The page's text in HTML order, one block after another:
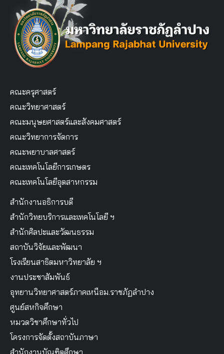
คณะครุศาสตร์
คณะวิทยาศาสตร์
คณะมนุษยศาสตร์และสังคมศาสตร์
คณะวิทยาการจัดการ
คณะพยาบาลศาสตร์
คณะเทคโนโลยีการเกษตร
คณะเทคโนโลยีอุตสาหกรรม
สำนักงานอธิการบดี
สำนักวิทยบริการและเทคโนโลยี ฯ
สำนักศิลปะและวัฒนธรรม
สถาบันวิจัยและพัฒนา
โรงเรียนสาธิตมหาวิทยาลัย ฯ
งานประชาสัมพันธ์
อุทยานวิทยาศาสตร์ภาคเหนือม.ราชภัฏลำปาง
ศูนย์สหกิจศึกษา
หมวดวิชาศึกษาทั่วไป
โครงการจัดตั้งสถาบันภาษา
สำนักงานบัณฑิตศึกษา